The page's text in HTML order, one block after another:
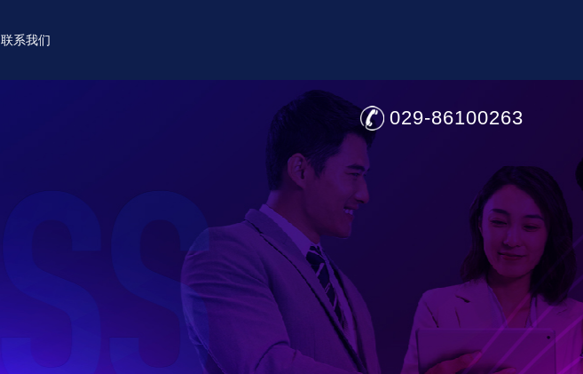
联系我们
029-86100263